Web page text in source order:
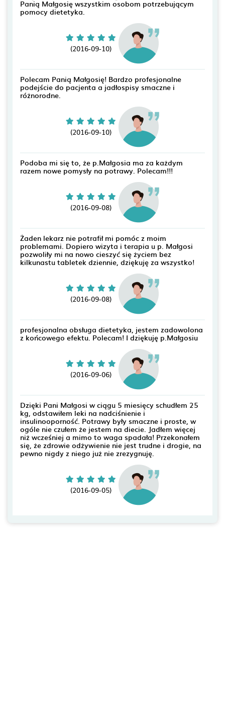
Panią Małgosię wszystkim osobom potrzebującym
pomocy dietetyka.
(2016-09-10)
Polecam Panią Małgosię! Bardzo profesjonalne
podejście do pacjenta a jadłospisy smaczne i
różnorodne.
(2016-09-10)
Podoba mi się to, że p.Małgosia ma za każdym
razem nowe pomysły na potrawy. Polecam!!!
(2016-09-08)
Żaden lekarz nie potrafił mi pomóc z moim
problemami. Dopiero wizyta i terapia u p. Małgosi
pozwoliły mi na nowo cieszyć się życiem bez
kilkunastu tabletek dziennie, dziękuję za wszystko!
(2016-09-08)
profesjonalna obsługa dietetyka, jestem zadowolona
z końcowego efektu. Polecam! I dziękuję p.Małgosiu
(2016-09-06)
Dzięki Pani Małgosi w ciągu 5 miesięcy schudłem 25
kg, odstawiłem leki na nadciśnienie i
insulinooporność. Potrawy były smaczne i proste, w
ogóle nie czułem że jestem na diecie. Jadłem więcej
niż wcześniej a mimo to waga spadała! Przekonałem
się, że zdrowie odżywienie nie jest trudne i drogie, na
pewno nigdy z niego już nie zrezygnuję.
(2016-09-05)